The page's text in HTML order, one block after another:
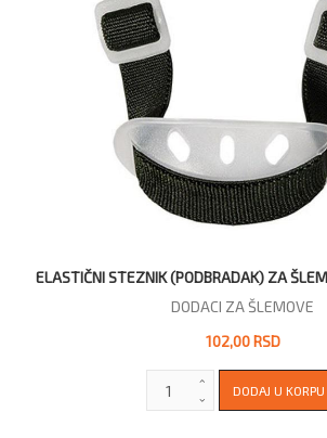
ELASTIČNI STEZNIK (PODBRADAK) ZA
DODACI ZA ŠLEMOVE
102,00 RSD